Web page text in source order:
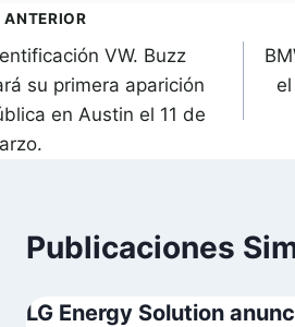
ANTERIOR
VW. Buzz
su primera aparición
en Austin el 11 de
Publicaciones
LG Energy Solution